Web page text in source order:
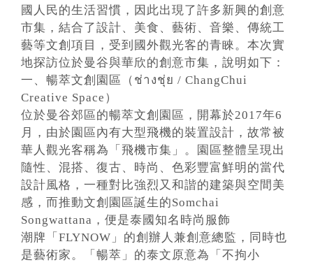
國人民的生活習慣，因此出現了許多新興的創意
市集，結合了設計、美食、藝術、音樂、傳統工
藝等文創項目，受到國外觀光客的青睞。本次實
地探訪位於曼谷與華欣的創意市集，說明如下：
一、暢萃文創園區（ช่างชุ่ย / ChangChui
Creative Space）
位於曼谷郊區的暢萃文創園區，開幕於2017年6
月，由於園區內有大型飛機的裝置設計，故常被
華人觀光客稱為「飛機市集」。園區整體呈現出
隨性、混搭、復古、時尚、色彩豐富鮮明的當代
設計風格，一種對比強烈又和諧的建築與空間美
感，而推動文創園區誕生的Somchai
Songwattana，便是泰國知名時尚服飾
潮牌「FLYNOW」的創辦人兼創意總監，同時也
是藝術家。「暢萃」的泰文原意為「不拘小